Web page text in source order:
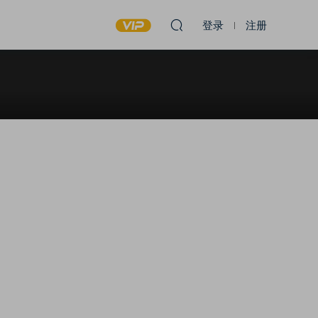
登录 注册